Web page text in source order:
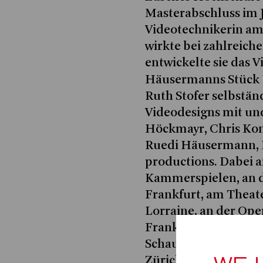
Masterabschluss im
Videotechnikerin
wirkte bei
entwickelte sie das
Häusermanns Stück
Ruth Stofer
Videodesigns mit
Höckmayr, Chris
Ruedi
productions. Dabei
Kammerspielen, an
Frankfurt, am
Lorraine, an der
Frankfurt, am
Schauspielhaus